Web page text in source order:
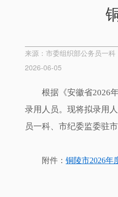
来源：市委组织部公务员一科
2026-06-05
根据《安徽省2026
录用人员。现将拟录用
员一科、市纪委监委驻
附件： 铜陵市2026年